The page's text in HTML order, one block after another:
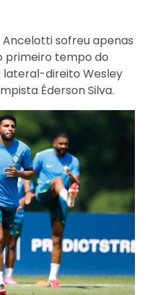
sofreu apenas
primeiro tempo do
lateral-direito Wesley
Éderson Silva.